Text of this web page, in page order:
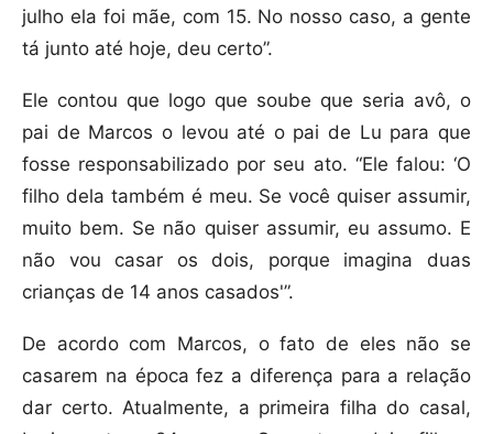
julho ela foi mãe, com 15. No nosso caso, a gente
tá junto até hoje, deu certo”.
Ele contou que logo que soube que seria avô, o
pai de Marcos o levou até o pai de Lu para que
fosse responsabilizado por seu ato. “Ele falou: ‘O
filho dela também é meu. Se você quiser assumir,
muito bem. Se não quiser assumir, eu assumo. E
não vou casar os dois, porque imagina duas
crianças de 14 anos casados'”.
De acordo com Marcos, o fato de eles não se
casarem na época fez a diferença para a relação
dar certo. Atualmente, a primeira filha do casal,